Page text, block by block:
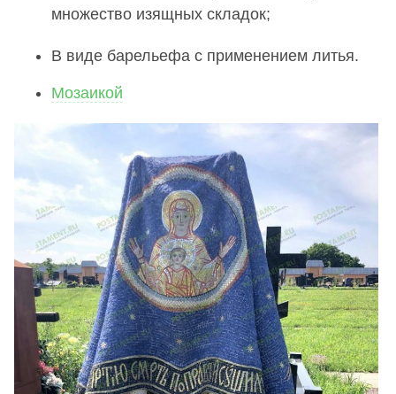
множество изящных складок;
В виде барельефа с применением литья.
Мозаикой